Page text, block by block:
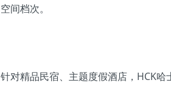
空间档次。
针对精品民宿、主题度假酒店，HCK